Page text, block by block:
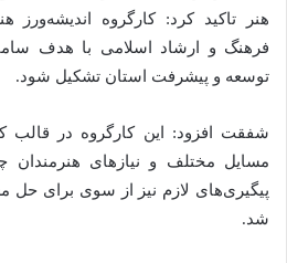
هنر تاکید کرد: کارگروه اندیشه‌ورز
فرهنگ و ارشاد اسلامی با هدف
توسعه و پیشرفت استان تشکیل شود.
شفقت افزود: این کارگروه در
مسایل مختلف و نیازهای هنرمندان
پیگیری‌های لازم نیز از سوی برای حل
شد.